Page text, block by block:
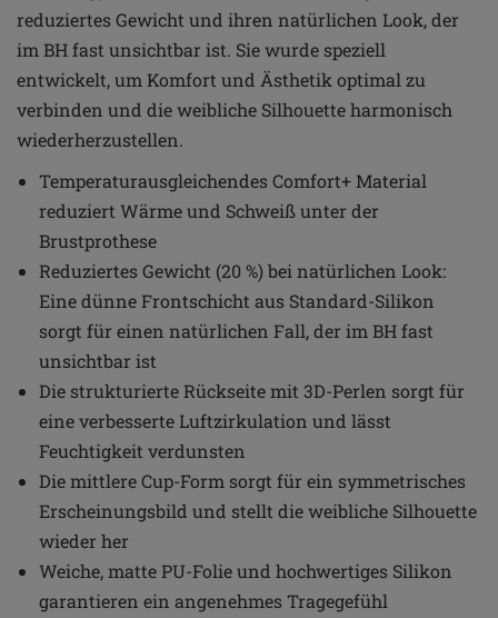
reduziertes Gewicht und ihren natürlichen Look, der
im BH fast unsichtbar ist. Sie wurde speziell
entwickelt, um Komfort und Ästhetik optimal zu
verbinden und die weibliche Silhouette harmonisch
wiederherzustellen.
Temperaturausgleichendes Comfort+ Material
reduziert Wärme und Schweiß unter der
Brustprothese
Reduziertes Gewicht (20 %) bei natürlichen Look:
Eine dünne Frontschicht aus Standard-Silikon
sorgt für einen natürlichen Fall, der im BH fast
unsichtbar ist
Die strukturierte Rückseite mit 3D-Perlen sorgt für
eine verbesserte Luftzirkulation und lässt
Feuchtigkeit verdunsten
Die mittlere Cup-Form sorgt für ein symmetrisches
Erscheinungsbild und stellt die weibliche Silhouette
wieder her
Weiche, matte PU-Folie und hochwertiges Silikon
garantieren ein angenehmes Tragegefühl